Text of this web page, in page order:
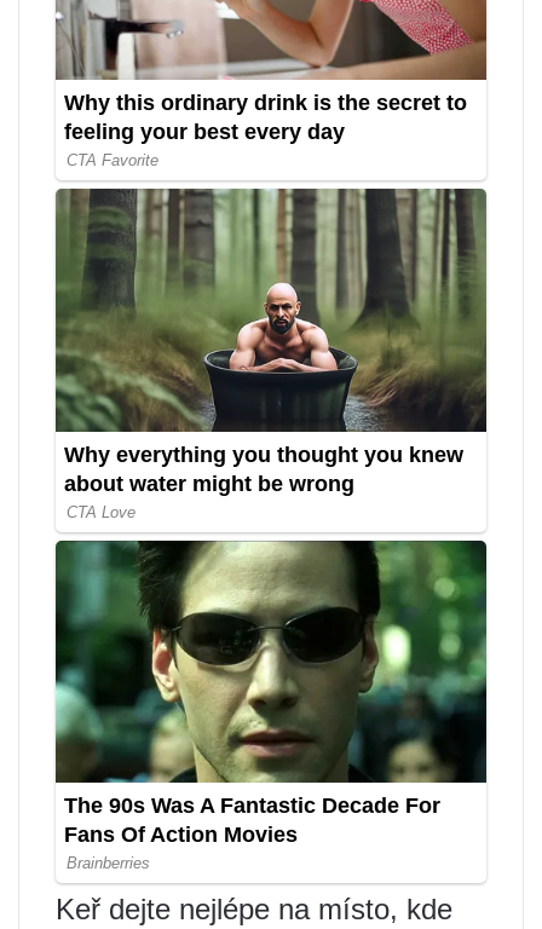
Keř dejte nejlépe na místo, kde